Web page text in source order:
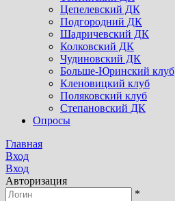
Цепелевский ДК
Подгородний ДК
Шадричевский ДК
Колковский ДК
Чудиновский ДК
Больше-Юринский клуб
Кленовицкий клуб
Поляковский клуб
Степановский ДК
Опросы
Главная
Вход
Вход
Авторизация
*